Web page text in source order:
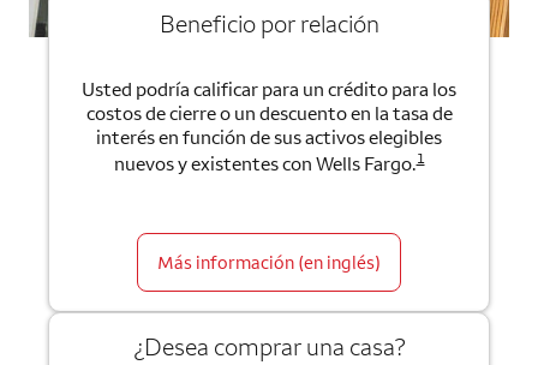
Beneficio por relación
Usted podría calificar para un crédito para los
costos de cierre o un descuento en la tasa de
interés en función de sus activos elegibles
nuevos y existentes con Wells Fargo.1
Más información (en inglés)
¿Desea comprar una casa?